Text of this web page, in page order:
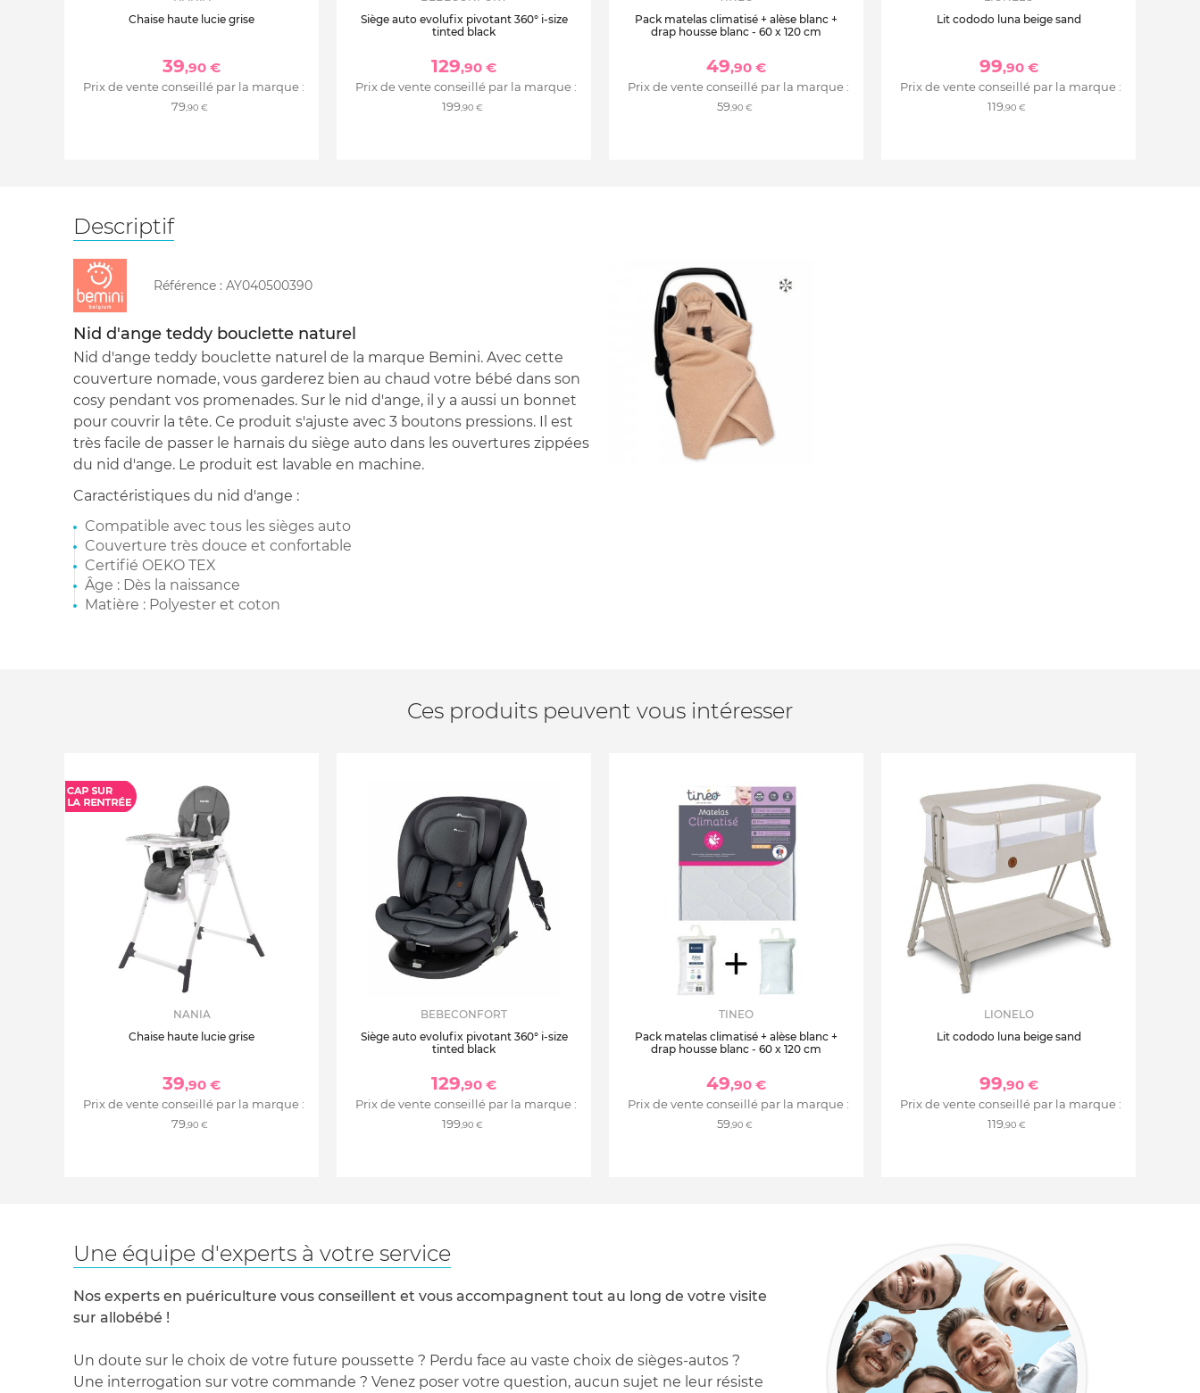
Chaise haute lucie grise
39,90 €
Prix de vente conseillé par la marque :
79,90 €
Siège auto evolufix pivotant 360° i-size
tinted black
129,90 €
Prix de vente conseillé par la marque :
199,90 €
Pack matelas climatisé + alèse blanc +
drap housse blanc - 60 x 120 cm
49,90 €
Prix de vente conseillé par la marque :
59,90 €
Lit cododo luna beige sand
99,90 €
Prix de vente conseillé par la marque :
119,90 €
Descriptif
Référence : AY040500390
Nid d'ange teddy bouclette naturel
Nid d'ange teddy bouclette naturel de la marque Bemini. Avec cette
couverture nomade, vous garderez bien au chaud votre bébé dans son
cosy pendant vos promenades. Sur le nid d'ange, il y a aussi un bonnet
pour couvrir la tête. Ce produit s'ajuste avec 3 boutons pressions. Il est
très facile de passer le harnais du siège auto dans les ouvertures zippées
du nid d'ange. Le produit est lavable en machine.
Caractéristiques du nid d'ange :
Compatible avec tous les sièges auto
Couverture très douce et confortable
Certifié OEKO TEX
Âge : Dès la naissance
Matière : Polyester et coton
Ces produits peuvent vous intéresser
NANIA
Chaise haute lucie grise
39,90 €
Prix de vente conseillé par la marque :
79,90 €
BEBECONFORT
Siège auto evolufix pivotant 360° i-size
tinted black
129,90 €
Prix de vente conseillé par la marque :
199,90 €
TINEO
Pack matelas climatisé + alèse blanc +
drap housse blanc - 60 x 120 cm
49,90 €
Prix de vente conseillé par la marque :
59,90 €
LIONELO
Lit cododo luna beige sand
99,90 €
Prix de vente conseillé par la marque :
119,90 €
Une équipe d'experts à votre service
Nos experts en puériculture vous conseillent et vous accompagnent tout au long de votre visite
sur allobébé !
Un doute sur le choix de votre future poussette ? Perdu face au vaste choix de sièges-autos ?
Une interrogation sur votre commande ? Venez poser votre question, aucun sujet ne leur résiste